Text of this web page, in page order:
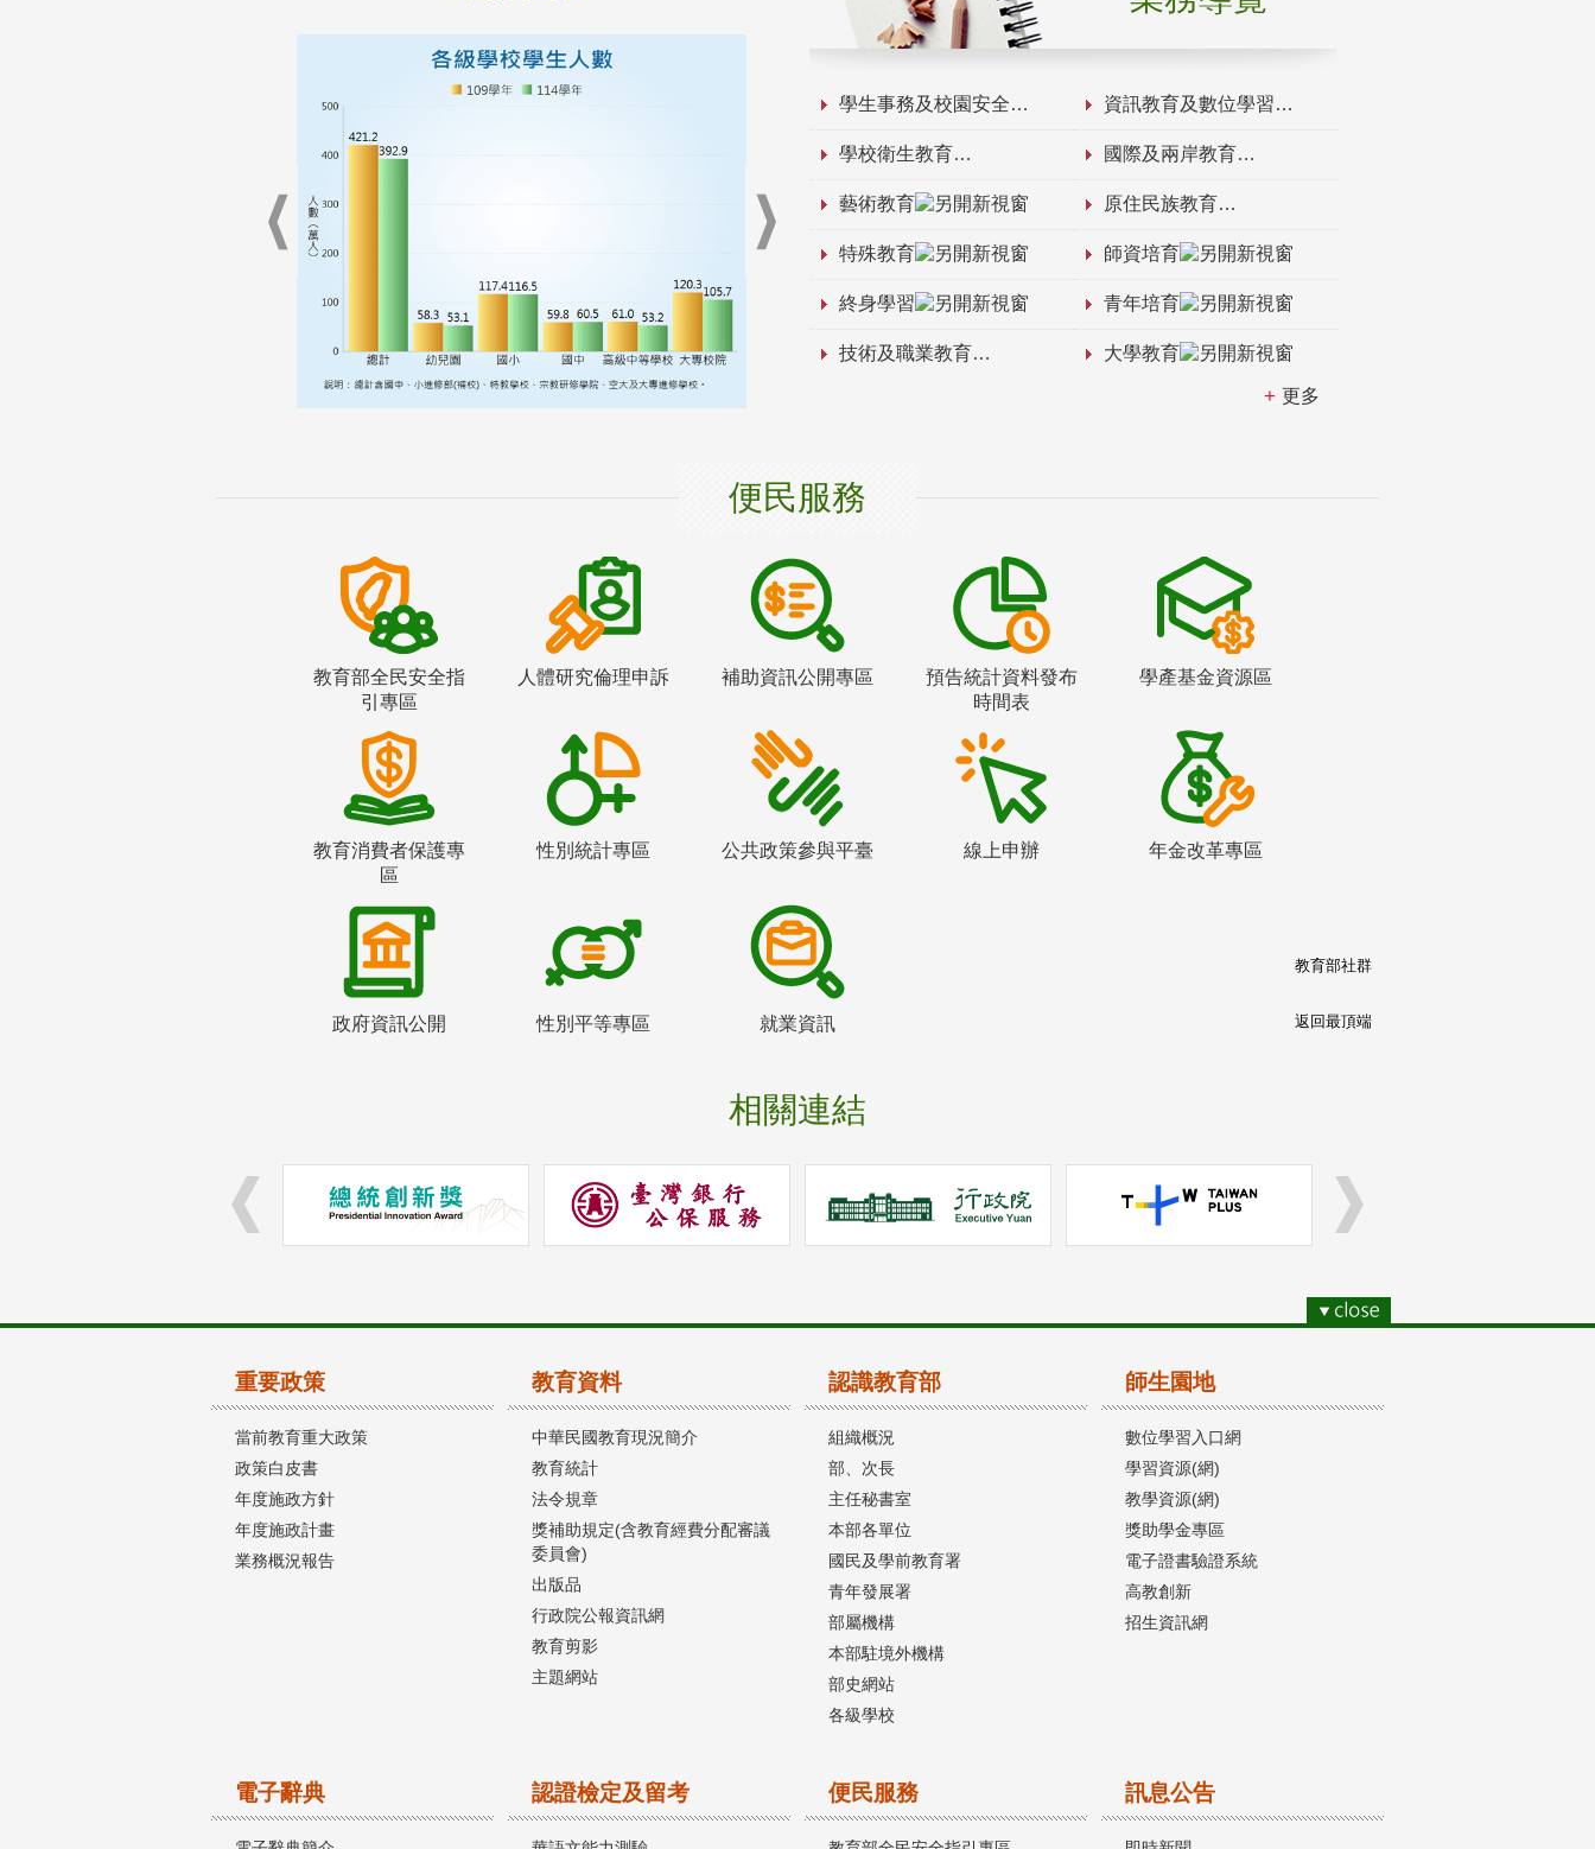
學生事務及校園安全 資訊教育及數位學習
學校衛生教育 國際及兩岸教育
藝術教育 原住民族教育
特殊教育 師資培育
終身學習 青年培育
技術及職業教育 大學教育
更多
便民服務
教育部全民安全指
引專區
人體研究倫理申訴 補助資訊公開專區
預告統計資料發布
時間表
學產基金資源區
教育消費者保護專
區
性別統計專區 公共政策參與平臺 線上申辦 年金改革專區
政府資訊公開 性別平等專區 就業資訊
相關連結
教育部社群
返回最頂端
重要政策
當前教育重大政策
政策白皮書
年度施政方針
年度施政計畫
業務概況報告
教育資料
中華民國教育現況簡介
教育統計
法令規章
獎補助規定(含教育經費分配審議
委員會)
出版品
行政院公報資訊網
教育剪影
主題網站
認識教育部
組織概況
部、次長
主任秘書室
本部各單位
國民及學前教育署
青年發展署
部屬機構
本部駐境外機構
部史網站
各級學校
師生園地
數位學習入口網
學習資源(網)
教學資源(網)
獎助學金專區
電子證書驗證系統
高教創新
招生資訊網
電子辭典 認證檢定及留考 便民服務 訊息公告